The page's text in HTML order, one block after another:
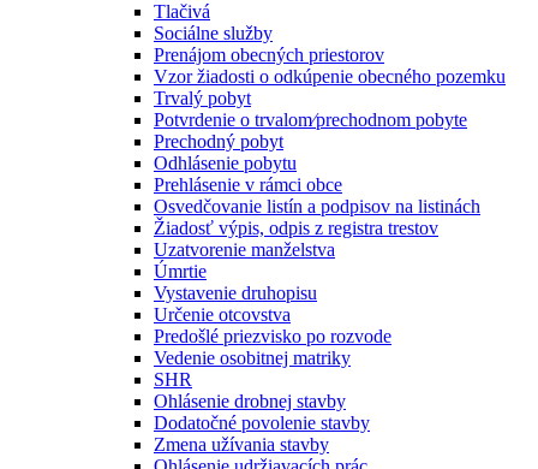
Tlačivá
Sociálne služby
Prenájom obecných priestorov
Vzor žiadosti o odkúpenie obecného pozemku
Trvalý pobyt
Potvrdenie o trvalom⁄prechodnom pobyte
Prechodný pobyt
Odhlásenie pobytu
Prehlásenie v rámci obce
Osvedčovanie listín a podpisov na listinách
Žiadosť výpis, odpis z registra trestov
Uzatvorenie manželstva
Úmrtie
Vystavenie druhopisu
Určenie otcovstva
Predošlé priezvisko po rozvode
Vedenie osobitnej matriky
SHR
Ohlásenie drobnej stavby
Dodatočné povolenie stavby
Zmena užívania stavby